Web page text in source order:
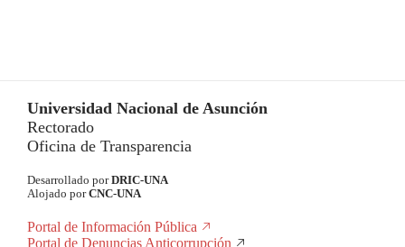
Universidad Nacional de Asunción
Rectorado
Oficina de Transparencia
Desarrollado porDRIC-UNA
Alojado porCNC-UNA
Portal de Información Pública
Portal de Denuncias Anticorrupción